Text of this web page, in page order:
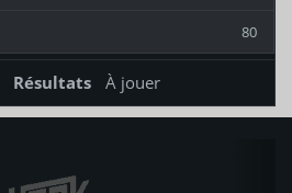
80
Résultats À jouer